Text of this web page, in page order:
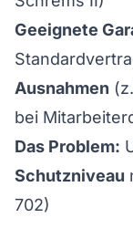
Geeignete
Ausnahmen
bei
Das Problem:
Schutzniveau
702)